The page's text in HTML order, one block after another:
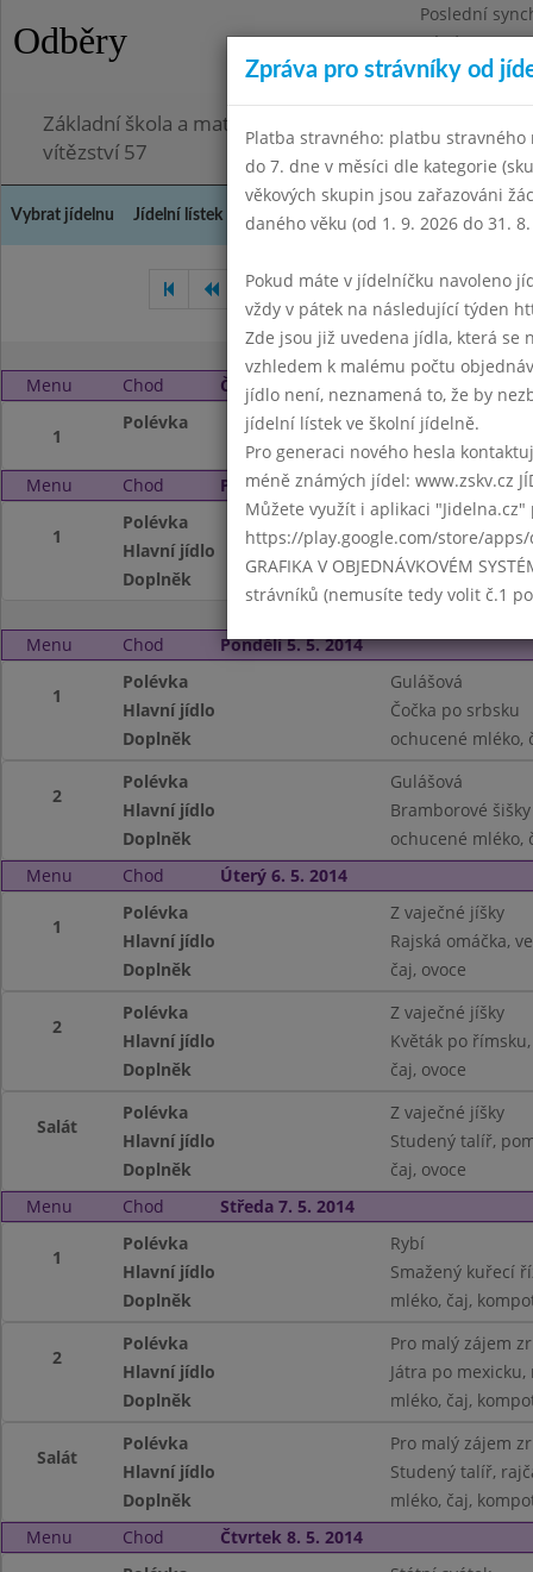
Odběry
Poslední
Pátek
Omezení
Základní škola a mateřská škola Chodov, Praha 4,
vítězství 57
Vybrat jídelnu Jídelní lístek Historie Kontakty a informace
Březen 2014 Duben 2014
Menu Chod Čtvrtek 1. 5. 2014
1
Polévka Svátek práce
Menu Chod Pátek 2. 5. 2014
1
Polévka
Písmenková
Hlavní jídlo
Vepřové rizoto,
Doplněk
mléko, čaj
Menu Chod Pondělí 5. 5. 2014
1
Polévka
Gulášová
Hlavní jídlo
Čočka po srbsku
Doplněk
ochucené mléko,
2
Polévka
Gulášová
Hlavní jídlo
Bramborové
Doplněk
ochucené mléko,
Menu
Chod Úterý 6. 5. 2014
1
Polévka
Z vaječné jíšky
Hlavní jídlo
Rajská omáčka,
Doplněk
čaj, ovoce
2
Polévka
Z vaječné jíšky
Hlavní jídlo
Květák po
Doplněk
čaj, ovoce
Salát
Polévka
Z vaječné jíšky
Hlavní jídlo
Studený talíř,
Doplněk
čaj, ovoce
Menu
Chod Středa 7. 5. 2014
1
Polévka
Rybí
Hlavní jídlo
Smažený kuřecí
Doplněk
mléko, čaj,
2
Polévka
Pro malý zájem
Hlavní jídlo
Játra po mexicku,
Doplněk
mléko, čaj,
Salát
Polévka
Pro malý zájem
Hlavní jídlo
Studený talíř,
Doplněk
mléko, čaj,
Menu
Chod Čtvrtek 8. 5. 2014
Zpráva pro strávníky od
Platba stravného: platbu stravného
do 7. dne v měsíci dle kategorie
věkových skupin jsou zařazováni
daného věku (od 1. 9. 2026 do 31.
Pokud máte v jídelníčku navoleno
vždy v pátek na následující týden
Zde jsou již uvedena jídla, která se
vzhledem k malému počtu
jídlo není, neznamená to, že by
jídelní lístek ve školní jídelně.
Pro generaci nového hesla
méně známých jídel: www.zskv.cz
Můžete využít i aplikaci
https://play.google.com/store/
GRAFIKA V OBJEDNÁVKOVÉM
strávníků (nemusíte tedy volit č.1